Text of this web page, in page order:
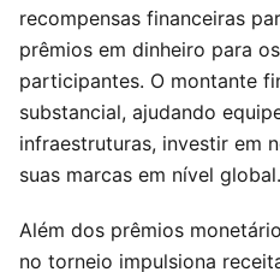
recompensas financeiras
prêmios em dinheiro para
participantes. O montante
substancial, ajudando
infraestruturas, investir em
suas marcas em nível global.
Além dos prêmios
no torneio impulsiona